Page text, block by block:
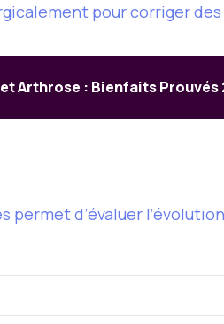
pour corriger
Arthrose : Bienfaits Prouvés
d’évaluer